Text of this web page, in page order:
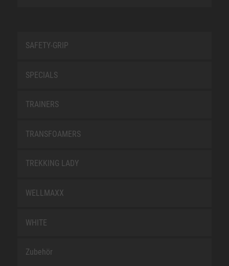
SAFETY-GRIP
SPECIALS
TRAINERS
TRANSFOAMERS
TREKKING LADY
WELLMAXX
WHITE
Zubehör